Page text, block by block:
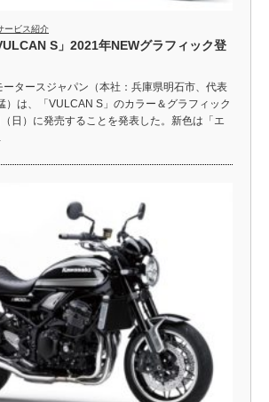
ービス紹介
S」2021年NEWグラフィック登
タースジャパン（本社：兵庫県明石市、代表
）は、「VULCAN S」のカラー＆グラフィック
日）に発売することを発表した。新色は「エ